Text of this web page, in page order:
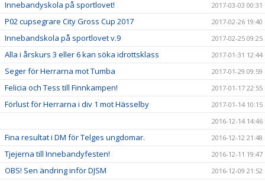
Innebandyskola på sportlovet! 2017-03-03 00:31
P02 cupsegrare City Gross Cup 2017 2017-02-26 19:40
Innebandskola på sportlovet v.9 2017-02-25 09:25
Alla i årskurs 3 eller 6 kan söka idrottsklass 2017-01-31 12:44
Seger för Herrarna mot Tumba 2017-01-29 09:59
Felicia och Tess till Finnkampen! 2017-01-17 22:55
Förlust för Herrarna i div 1 mot Hässelby
2017-01-14 10:15
2016-12-14 14:46
Fina resultat i DM för Telges ungdomar. 2016-12-12 21:48
Tjejerna till Innebandyfesten! 2016-12-11 19:47
OBS! Sen ändring inför DJSM 2016-12-09 21:52